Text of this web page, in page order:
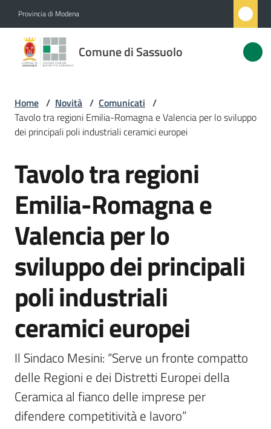
Provincia di Modena
Comune di Sassuolo
Comune
di
Amministrazione
Novità
Menu selezionato
Servizi
Vivere
Sassuolo
l
e
r
t
a
m
Home / Novità / Comunicati /
Tavolo tra regioni Emilia-Romagna e Valencia per lo sviluppo
dei principali poli industriali ceramici europei
Salta al contenuto
Tavolo tra regioni
Emilia-Romagna e
Valencia per lo
sviluppo dei principali
poli industriali
ceramici europei
Il Sindaco Mesini: “Serve un fronte compatto
delle Regioni e dei Distretti Europei della
Ceramica al fianco delle imprese per
difendere competitività e lavoro”